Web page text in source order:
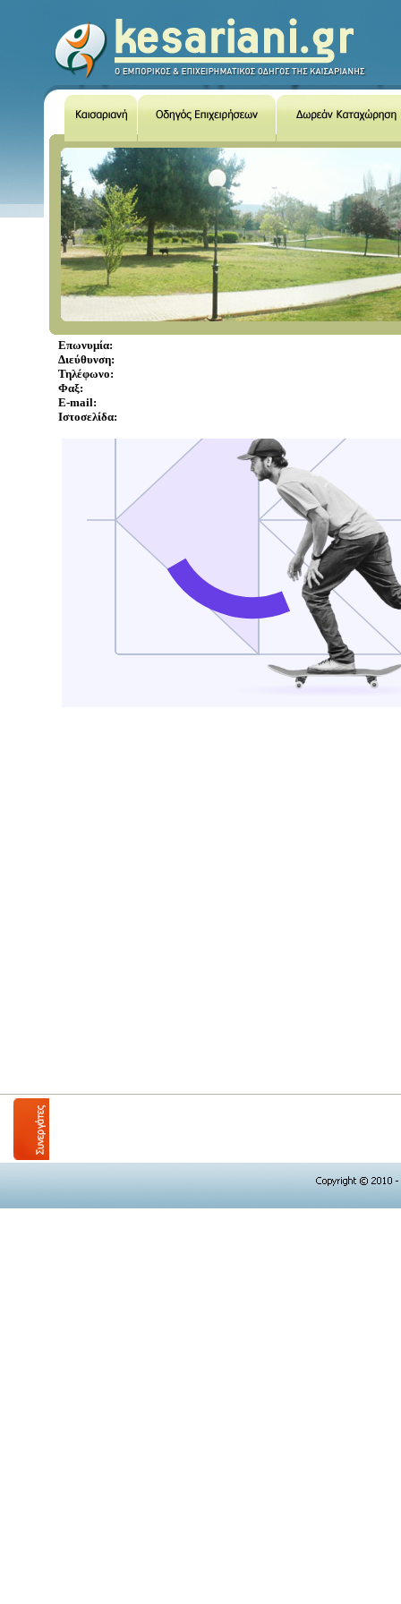
Επωνυμία:
Διεύθυνση:
Τηλέφωνο:
Φαξ:
E-mail:
Ιστοσελίδα: